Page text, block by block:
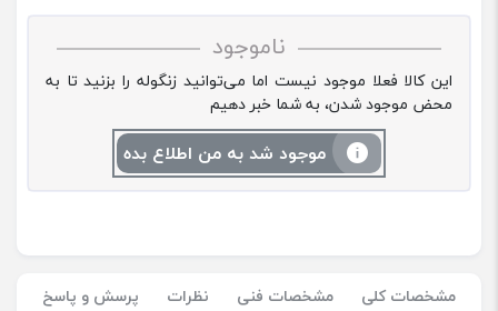
ناموجود
این کالا فعلا موجود نیست اما می‌توانید زنگوله را بزنید تا به
محض موجود شدن، به شما خبر دهیم
موجود شد به من اطلاع بده
مشخصات کلی مشخصات فنی نظرات پرسش و پاسخ